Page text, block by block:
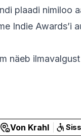
plaadi nimiloo
Indie Awards’i
näeb
Von Krahl